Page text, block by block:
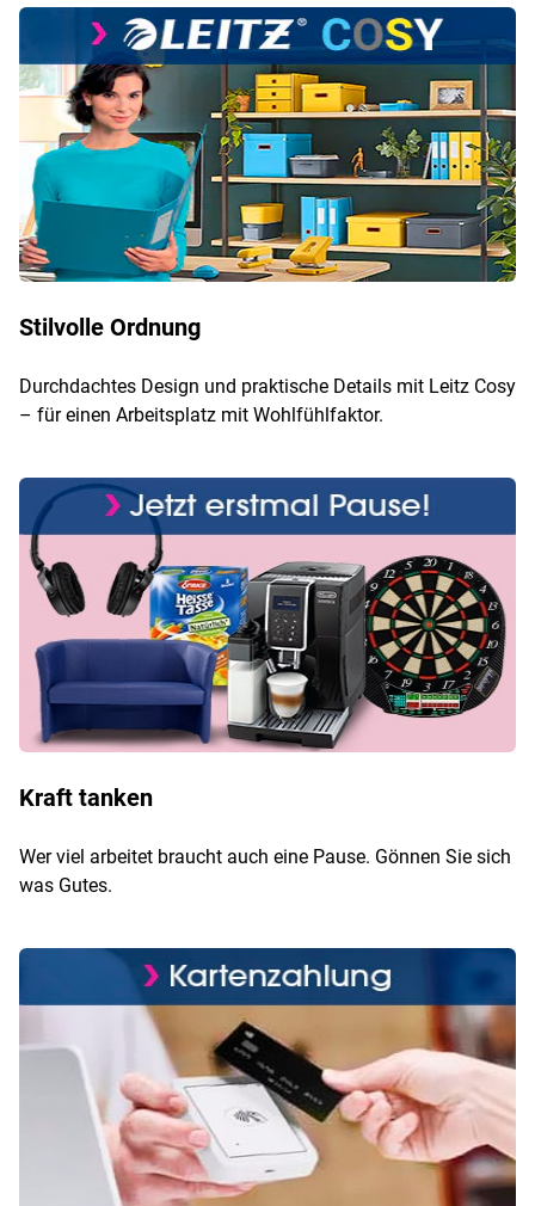
Stilvolle Ordnung
Durchdachtes Design und praktische Details mit Leitz Cosy
– für einen Arbeitsplatz mit Wohlfühlfaktor.
Kraft tanken
Wer viel arbeitet braucht auch eine Pause. Gönnen Sie sich
was Gutes.